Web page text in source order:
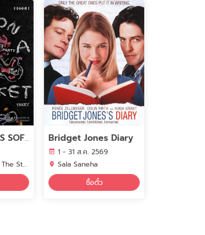
ZATO PRESENTS SOFT PINE : LIFE ON A ROCKET ALBUM LAUNCH PARTY
Bangkok
Bridget Jones Diary
1 - 31 ส.ค. 2569
Sala Saneha
ซื้อตั๋ว